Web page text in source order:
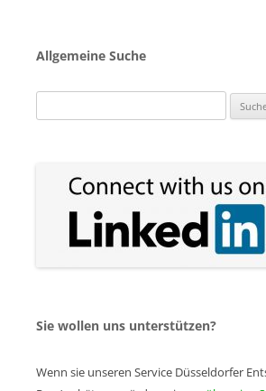
Allgemeine Suche
nach:
Sie wollen uns unterstützen?
Wenn sie unseren Service Düsseldorfer